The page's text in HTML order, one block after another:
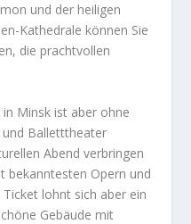
und der heiligen
Kathedrale können Sie
die prachtvollen
Minsk ist aber ohne
Balletttheater
Abend verbringen
bekanntesten Opern und
lohnt sich aber ein
Gebäude mit